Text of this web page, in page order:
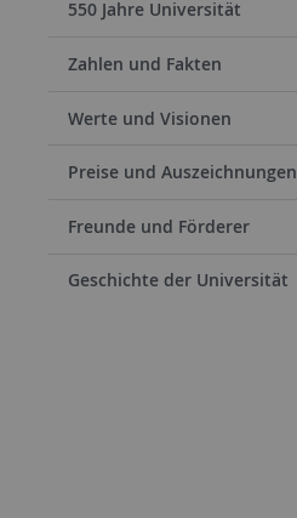
550 Jahre Universität
Zahlen und Fakten
Werte und Visionen
Preise und Auszeichnungen
Freunde und Förderer
Geschichte der Universität